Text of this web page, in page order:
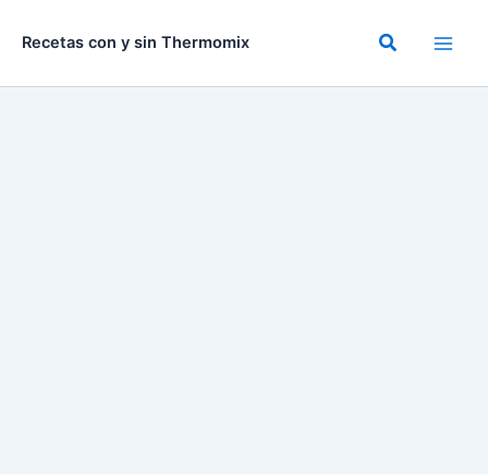
Recetas con y sin Thermomix Buscar